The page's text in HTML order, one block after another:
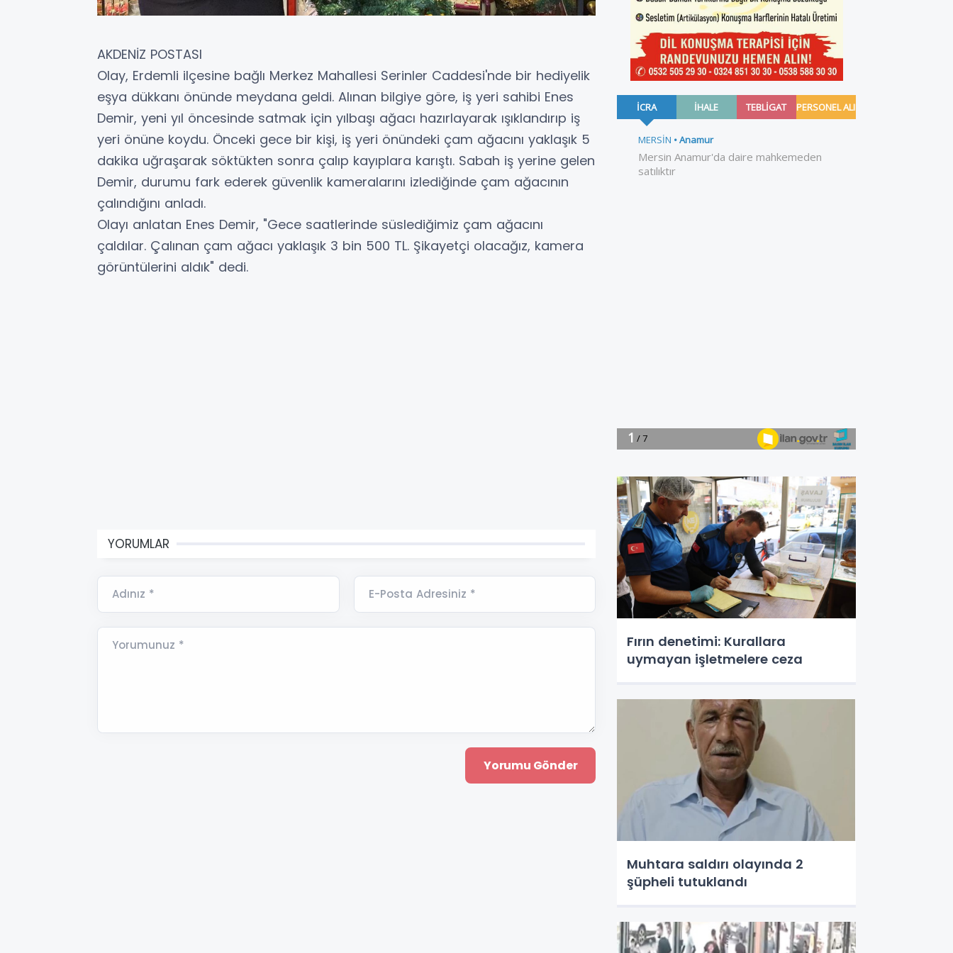
AKDENİZ POSTASI
Olay, Erdemli ilçesine bağlı Merkez Mahallesi Serinler Caddesi'nde bir hediyelik
eşya dükkanı önünde meydana geldi. Alınan bilgiye göre, iş yeri sahibi Enes
Demir, yeni yıl öncesinde satmak için yılbaşı ağacı hazırlayarak ışıklandırıp iş
yeri önüne koydu. Önceki gece bir kişi, iş yeri önündeki çam ağacını yaklaşık 5
dakika uğraşarak söktükten sonra çalıp kayıplara karıştı. Sabah iş yerine gelen
Demir, durumu fark ederek güvenlik kameralarını izlediğinde çam ağacının
çalındığını anladı.
Olayı anlatan Enes Demir, "Gece saatlerinde süslediğimiz çam ağacını
çaldılar. Çalınan çam ağacı yaklaşık 3 bin 500 TL. Şikayetçi olacağız, kamera
görüntülerini aldık" dedi.
YORUMLAR
Adınız * E-Posta Adresiniz *
Yorumunuz *
Fırın denetimi: Kurallara
uymayan işletmelere ceza
Muhtara saldırı olayında 2
şüpheli tutuklandı